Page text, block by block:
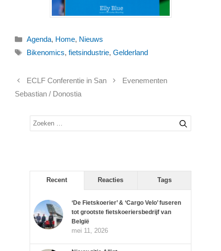
Categorieën
Agenda, Home, Nieuws
Tags
Bikenomics, fietsindustrie, Gelderland
ECLF Conferentie in San
Sebastian / Donostia
Evenementen
Zoek
Recent Reacties Tags
‘De Fietskoerier’ & ‘Cargo Velo’ fuseren
tot grootste fietskoeriersbedrijf van
België
mei 11, 2026